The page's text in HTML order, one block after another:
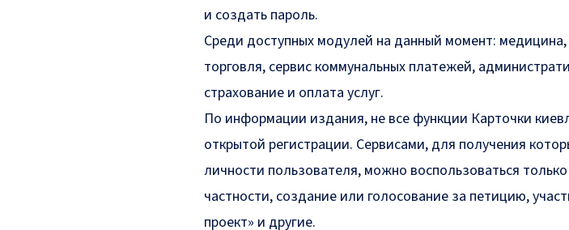
и создать пароль.
Среди доступных модулей на данный момент: медицина,
торговля, сервис коммунальных платежей,
страхование и оплата услуг.
По информации издания, не все функции Карточки
открытой регистрации. Сервисами, для получения
личности пользователя, можно воспользоваться
частности, создание или голосование за петицию,
проект» и другие.